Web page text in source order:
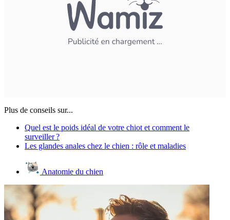
Plus de conseils sur...
Quel est le poids idéal de votre chiot et comment le
surveiller ?
Les glandes anales chez le chien : rôle et maladies
Anatomie du chien